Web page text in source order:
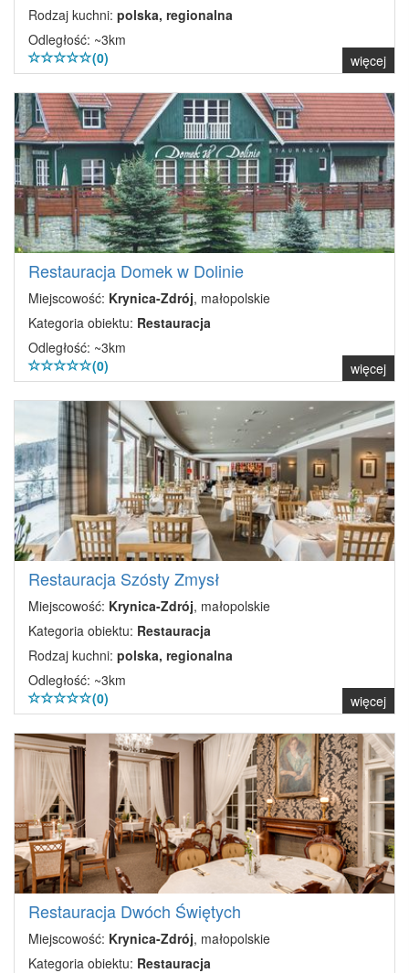
Rodzaj kuchni: polska, regionalna
Odległość: ~3km
(0)
więcej
Restauracja Domek w Dolinie
Miejscowość: Krynica-Zdrój, małopolskie
Kategoria obiektu: Restauracja
Odległość: ~3km
(0)
więcej
Restauracja Szósty Zmysł
Miejscowość: Krynica-Zdrój, małopolskie
Kategoria obiektu: Restauracja
Rodzaj kuchni: polska, regionalna
Odległość: ~3km
(0)
więcej
Restauracja Dwóch Świętych
Miejscowość: Krynica-Zdrój, małopolskie
Kategoria obiektu: Restauracja